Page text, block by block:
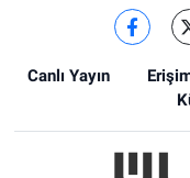
Canlı Yayın